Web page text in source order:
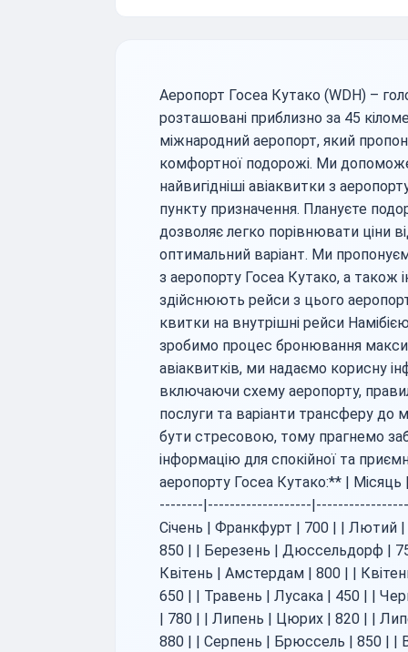
Аеропорт Госеа Кутако (WDH) –
розташовані приблизно за 45
міжнародний аеропорт, який
комфортної подорожі. Ми
найвигідніші авіаквитки з
пункту призначення. Плануєте
дозволяє легко порівнювати ціни
оптимальний варіант. Ми
з аеропорту Госеа Кутако, а також
здійснюють рейси з цього
квитки на внутрішні рейси
зробимо процес бронювання
авіаквитків, ми надаємо корисну
включаючи схему аеропорту,
послуги та варіанти трансферу
бути стресовою, тому прагнемо
інформацію для спокійної та
аеропорту Госеа Кутако:** | Місяць
--------|-------------------
Січень | Франкфурт | 700 | |
850 | | Березень | Дюссельдорф |
Квітень | Амстердам | 800 | |
650 | | Травень | Лусака | 450 | |
| 780 | | Липень | Цюрих | 820 | |
880 | | Серпень | Брюссель | 850 | |